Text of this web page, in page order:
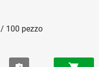
100 pezzo